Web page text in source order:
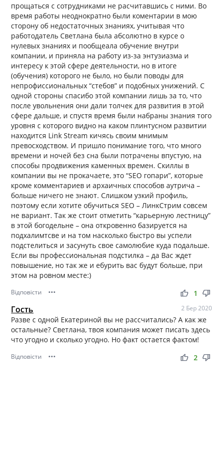
прощаться с сотрудниками не расчитавшись с ними. Во
время работы неоднократно были коментарии в мою
сторону об недостаточных знаниях, учитывая что
работодатель Светлана была абсолютно в курсе о
нулевых знаниях и пообщеала обучение внутри
компании, и приняла на работу из-за энтузиазма и
интересу к этой сфере деятельности, но в итоге
(обучения) которого не было, но были поводы для
непрофиссиональных “стебов” и подобных унижений. С
одной стороны спасибо этой компании лишь за то, что
после увольнения они дали толчек для развития в этой
сфере дальше, и спустя время были набраны знания того
уровня с которого видно на каком плинтусном развитии
находится Link Stream кичясь своим мнимым
превосходством. И пришло понимание того, что много
времени и ночей без сна были потрачены впустую, на
способы продвижения каменных времен. Скиллы в
компании вы не прокачаете, это “SEO гопари”, которые
кроме комментариев и архаичных способов аутрича –
больше ничего не знают. Слишком узкий профиль,
поэтому если хотите обучиться SEO – ЛинкСтрим совсем
не вариант. Так же стоит отметить “карьерную лестницу”
в этой богодельне – она откровенно базируется на
подхалимтсве и на том насколько быстро вы успели
подстелиться и засунуть свое самолюбие куда подальше.
Если вы профессиональная подстилка – да Вас ждет
повышение, но так же и ебурить вас будут больше, при
этом на ровном месте:)
Відповісти ••• thumb_up thumb_down
1
Гость 2 Бер 2020
Разве с одной Екатериной вы не рассчитались? А как же
остальные? Светлана, твоя компания может писать здесь
что угодно и сколько угодно. Но факт остается фактом!
Відповісти ••• thumb_up thumb_down
2